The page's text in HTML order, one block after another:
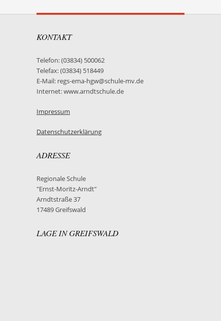
KONTAKT
Telefon: (03834) 500062
Telefax: (03834) 518449
E-Mail: regs-ema-hgw@schule-mv.de
Internet: www.arndtschule.de
Impressum
Datenschutzerklärung
ADRESSE
Regionale Schule
"Ernst-Moritz-Arndt"
Arndtstraße 37
17489 Greifswald
LAGE IN GREIFSWALD